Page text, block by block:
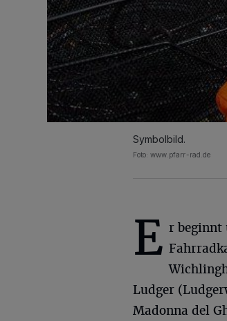
Symbolbild.
Foto: www.pfarr-rad.de
E r beginnt
Ludger
Madonna del